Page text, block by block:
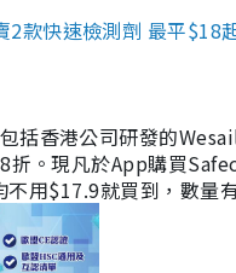
2款快速檢測劑 最平
括香港公司研發的
折。現凡於App購買
用$17.9就買到，數量